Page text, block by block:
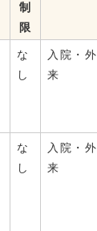
制
限
な
し
入院・外
来
な
し
入院・外
来